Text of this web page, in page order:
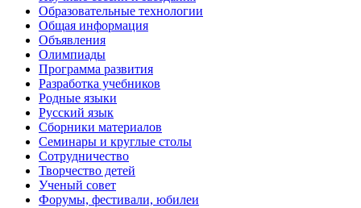
Образовательные технологии
Общая информация
Объявления
Олимпиады
Программа развития
Разработка учебников
Родные языки
Русский язык
Сборники материалов
Семинары и круглые столы
Сотрудничество
Творчество детей
Ученый совет
Форумы, фестивали, юбилеи